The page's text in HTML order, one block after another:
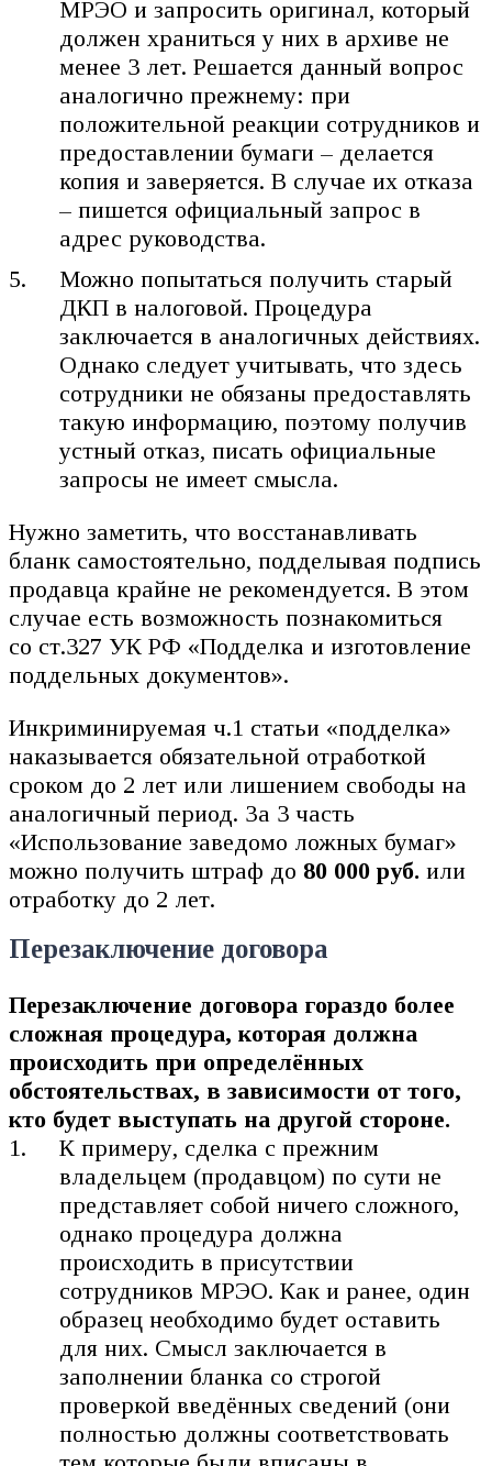
МРЭО и запросить оригинал, который
должен храниться у них в архиве не
менее 3 лет. Решается данный вопрос
аналогично прежнему: при
положительной реакции сотрудников и
предоставлении бумаги – делается
копия и заверяется. В случае их отказа
– пишется официальный запрос в
адрес руководства.
Можно попытаться получить старый
ДКП в налоговой. Процедура
заключается в аналогичных действиях.
Однако следует учитывать, что здесь
сотрудники не обязаны предоставлять
такую информацию, поэтому получив
устный отказ, писать официальные
запросы не имеет смысла.
Нужно заметить, что восстанавливать
бланк самостоятельно, подделывая подпись
продавца крайне не рекомендуется. В этом
случае есть возможность познакомиться
со ст.327 УК РФ «Подделка и изготовление
поддельных документов».
Инкриминируемая ч.1 статьи «подделка»
наказывается обязательной отработкой
сроком до 2 лет или лишением свободы на
аналогичный период. За 3 часть
«Использование заведомо ложных бумаг»
можно получить штраф до 80 000 руб. или
отработку до 2 лет.
Перезаключение договора
Перезаключение договора гораздо более
сложная процедура, которая должна
происходить при определённых
обстоятельствах, в зависимости от того,
кто будет выступать на другой стороне.
К примеру, сделка с прежним
владельцем (продавцом) по сути не
представляет собой ничего сложного,
однако процедура должна
происходить в присутствии
сотрудников МРЭО. Как и ранее, один
образец необходимо будет оставить
для них. Смысл заключается в
заполнении бланка со строгой
проверкой введённых сведений (они
полностью должны соответствовать